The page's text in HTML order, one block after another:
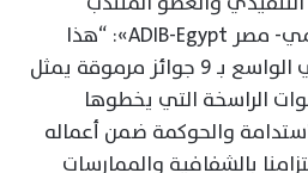
لـ«مصرف أبو ظبي الإسلامي- مصر ADIB-Egypt»: “هذا
التتويج الإقليمي والدولي الواسع بـ 9 جوائز مرموقة يمثل
الراسخة التي يخطوها
والحوكمة ضمن أعماله
بالشفافية والممارسات